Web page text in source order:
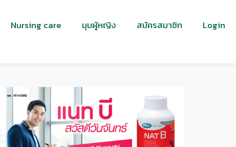
Nursing care มุมผู้หญิง สมัครสมาชิก Login